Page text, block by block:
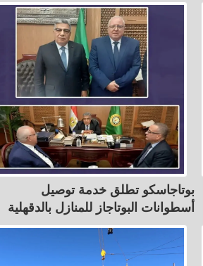
بوتاجاسكو تطلق خدمة توصيل
أسطوانات البوتاجاز للمنازل بالدقهلية